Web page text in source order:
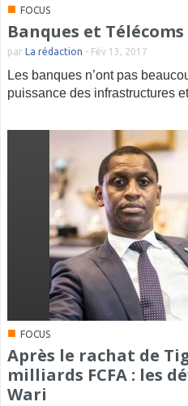
■ FOCUS
Banques et
par La rédaction - Fév 13, 2017
Les banques n’ont pas
puissance des infrastructures
■ FOCUS
Après le rachat de
milliards FCFA : les
Wari